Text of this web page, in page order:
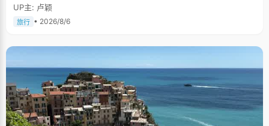
UP主: 卢颖
旅行 • 2026/8/6